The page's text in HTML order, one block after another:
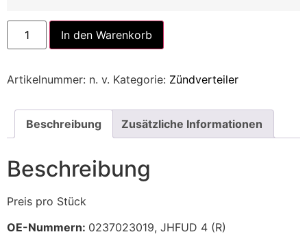
In den Warenkorb
Artikelnummer: n. v. Kategorie: Zündverteiler
Beschreibung Zusätzliche Informationen
Beschreibung
Preis pro Stück
OE-Nummern: 0237023019, JHFUD 4 (R)